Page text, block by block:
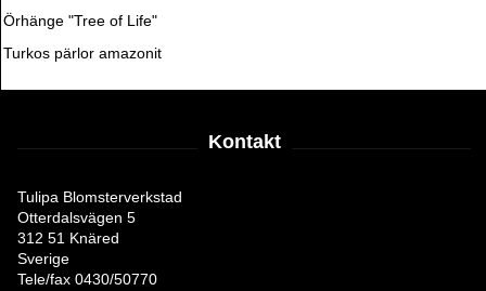
Örhänge "Tree of Life"
Turkos pärlor amazonit
Kontakt
Tulipa Blomsterverkstad
Otterdalsvägen 5
312 51 Knäred
Sverige
Tele/fax 0430/50770